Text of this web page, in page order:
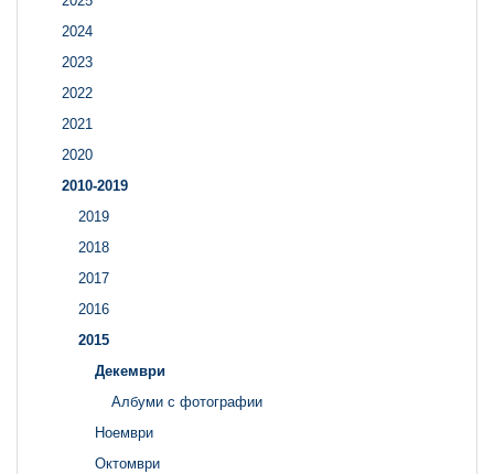
2024
2023
2022
2021
2020
2010-2019
2019
2018
2017
2016
2015
Декември
Албуми с фотографии
Ноември
Октомври